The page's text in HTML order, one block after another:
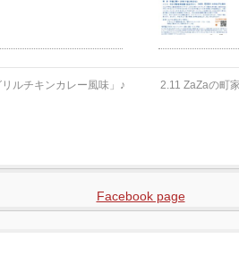
ルチキンカレー風味」♪ 2.11 ZaZaの町
Facebook page